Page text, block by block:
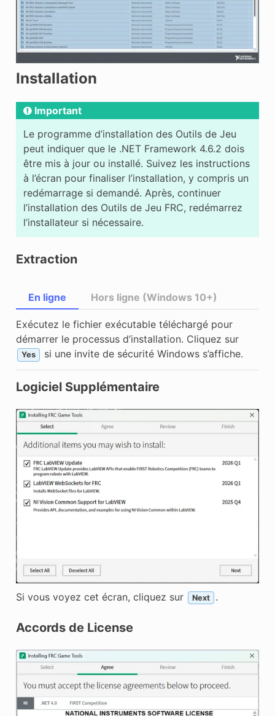
Installation
Important
Le programme d’installation des Outils de Jeu
peut indiquer que le .NET Framework 4.6.2 dois
être mis à jour ou installé. Suivez les instructions
à l’écran pour finaliser l’installation, y compris un
redémarrage si demandé. Après, continuer
l’installation des Outils de Jeu FRC, redémarrez
l’installateur si nécessaire.
Extraction
En ligne
Exécutez le fichier exécutable téléchargé pour
démarrer le processus d’installation. Cliquez sur
Yes si une invite de sécurité Windows s’affiche.
Hors ligne (Windows 10+)
Logiciel Supplémentaire
Si vous voyez cet écran, cliquez sur Next .
Accords de License